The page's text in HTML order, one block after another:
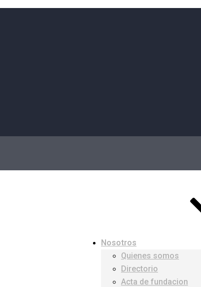
Nosotros
Quienes somos
Directorio
Acta de fundacion